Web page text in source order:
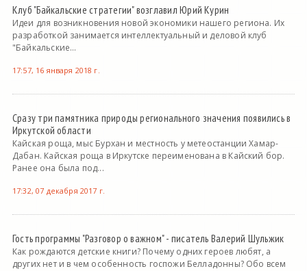
Клуб "Байкальские стратегии" возглавил Юрий Курин
Идеи для возникновения новой экономики нашего региона. Их
разработкой занимается интеллектуальный и деловой клуб
"Байкальские...
17:57, 16 января 2018 г.
Сразу три памятника природы регионального значения появились в
Иркутской области
Кайская роща, мыс Бурхан и местность у метеостанции Хамар-
Дабан. Кайская роща в Иркутске переименована в Кайский бор.
Ранее она была под...
17:32, 07 декабря 2017 г.
Гость программы "Разговор о важном" - писатель Валерий Шульжик
Как рождаются детские книги? Почему одних героев любят, а
других нет и в чем особенность госпожи Белладонны? Обо всем